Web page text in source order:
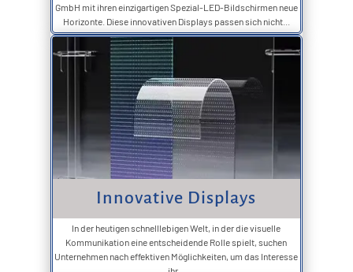
GmbH mit ihren einzigartigen Spezial-LED-Bildschirmen neue
Horizonte. Diese innovativen Displays passen sich nicht...
Innovative Displays
In der heutigen schnelllebigen Welt, in der die visuelle
Kommunikation eine entscheidende Rolle spielt, suchen
Unternehmen nach effektiven Möglichkeiten, um das Interesse